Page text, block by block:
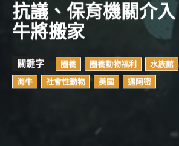
抗議、保育機關介
牛將搬家
關鍵字 圈養 圈養動物福利 水族館
海牛
社會性動物 美國 邁阿密